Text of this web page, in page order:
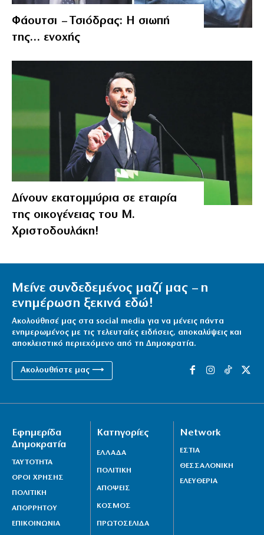
Φάουτσι – Τσιόδρας: Η σιωπή
της… ενοχής
Δίνουν εκατομμύρια σε εταιρία
της οικογένειας του Μ.
Χριστοδουλάκη!
Μείνε συνδεδεμένος μαζί μας – η
ενημέρωση ξεκινά εδώ!
Ακολούθησέ μας στα social media για να μένεις πάντα
ενημερωμένος με τις τελευταίες ειδήσεις, αποκαλύψεις και
αποκλειστικό περιεχόμενο από τη Δημοκρατία.
Ακολουθήστε μας ⟶
Εφημερίδα
Δημοκρατία
ΤΑΥΤΟΤΗΤΑ
ΟΡΟΙ ΧΡΗΣΗΣ
ΠΟΛΙΤΙΚΗ
ΑΠΟΡΡΗΤΟΥ
ΕΠΙΚΟΙΝΩΝΙΑ
Κατηγορίες
ΕΛΛΑΔΑ
ΠΟΛΙΤΙΚΗ
ΑΠΟΨΕΙΣ
ΚΟΣΜΟΣ
ΠΡΩΤΟΣΕΛΙΔΑ
Network
ΕΣΤΙΑ
ΘΕΣΣΑΛΟΝΙΚΗ
ΕΛΕΥΘΕΡΙΑ